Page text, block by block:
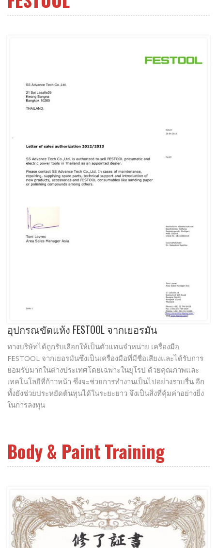
อุปกรณขัดแห้ง FESTOOL จากเยอรมัน
ทางบริษัทได้ถูกรับเลือกให้เป็นตัวแทนจําหน่าย เครื่องมือ
FESTOOL จากเยอรมันซึ่งเป็นเครื่องมือที่มีชื่อเสียงและได้รับการ
ยอมรับมากในต่างประเทศโดยเฉพาะในยุโรป ด้วยคุณภาพและ
เทคโนโลยีที่ก้าวหน้า ซึ่งจะช่วยการทํางานเป็นไปอย่างราบรื่น อีก
ทั้งยังช่วยประหยัดต้นทุนได้ในระยะยาว จึงเป็นสิ่งที่คุ้มค่าอย่างยิ่ง
ในการลงทุน
Body & Paint Training